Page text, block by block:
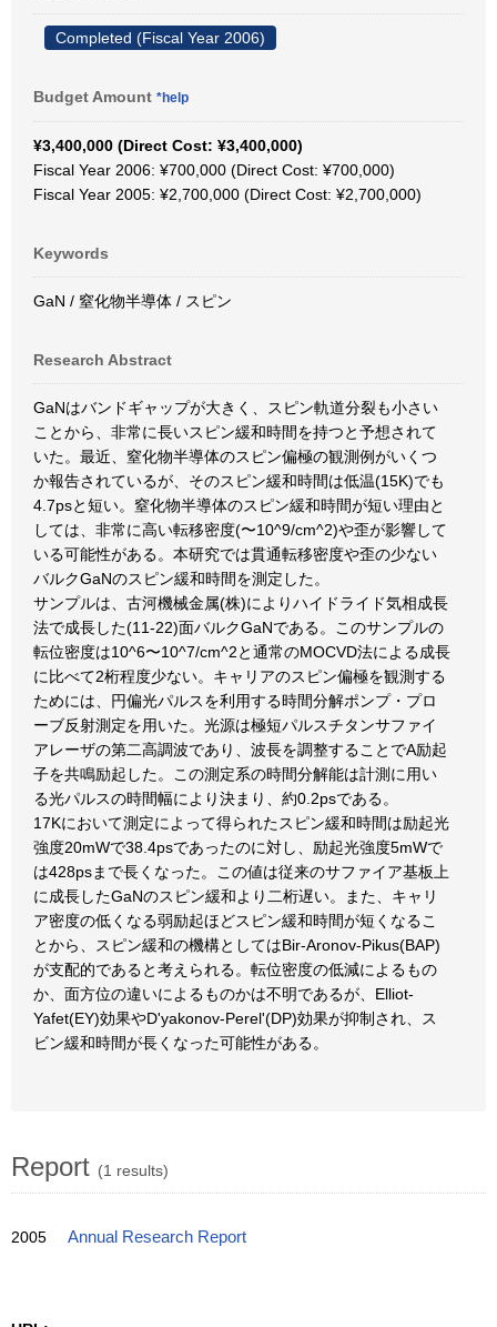
Completed (Fiscal Year 2006)
Budget Amount *help
¥3,400,000 (Direct Cost: ¥3,400,000)
Fiscal Year 2006: ¥700,000 (Direct Cost: ¥700,000)
Fiscal Year 2005: ¥2,700,000 (Direct Cost: ¥2,700,000)
Keywords
GaN / 窒化物半導体 / スピン
Research Abstract
GaNはバンドギャップが大きく、スピン軌道分裂も小さい
ことから、非常に長いスピン緩和時間を持つと予想されて
いた。最近、窒化物半導体のスピン偏極の観測例がいくつ
か報告されているが、そのスピン緩和時間は低温(15K)でも
4.7psと短い。窒化物半導体のスピン緩和時間が短い理由と
しては、非常に高い転移密度(〜10^9/cm^2)や歪が影響して
いる可能性がある。本研究では貫通転移密度や歪の少ない
バルクGaNのスピン緩和時間を測定した。
サンプルは、古河機械金属(株)によりハイドライド気相成長
法で成長した(11-22)面バルクGaNである。このサンプルの
転位密度は10^6〜10^7/cm^2と通常のMOCVD法による成長
に比べて2桁程度少ない。キャリアのスピン偏極を観測する
ためには、円偏光パルスを利用する時間分解ポンプ・プロ
ーブ反射測定を用いた。光源は極短パルスチタンサファイ
アレーザの第二高調波であり、波長を調整することでA励起
子を共鳴励起した。この測定系の時間分解能は計測に用い
る光パルスの時間幅により決まり、約0.2psである。
17Kにおいて測定によって得られたスピン緩和時間は励起光
強度20mWで38.4psであったのに対し、励起光強度5mWで
は428psまで長くなった。この値は従来のサファイア基板上
に成長したGaNのスピン緩和より二桁遅い。また、キャリ
ア密度の低くなる弱励起ほどスピン緩和時間が短くなるこ
とから、スピン緩和の機構としてはBir-Aronov-Pikus(BAP)
が支配的であると考えられる。転位密度の低減によるもの
か、面方位の違いによるものかは不明であるが、Elliot-
Yafet(EY)効果やD'yakonov-Perel'(DP)効果が抑制され、ス
ビン緩和時間が長くなった可能性がある。
Report (1 results)
2005 Annual Research Report